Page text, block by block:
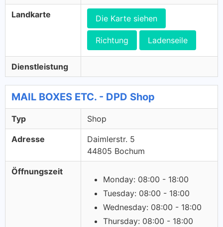
Landkarte Die Karte siehen
Richtung Ladenseile
Dienstleistung
MAIL BOXES ETC. - DPD Shop
Typ Shop
Adresse
Daimlerstr. 5
44805 Bochum
Öffnungszeit
Monday: 08:00 - 18:00
Tuesday: 08:00 - 18:00
Wednesday: 08:00 - 18:00
Thursday: 08:00 - 18:00